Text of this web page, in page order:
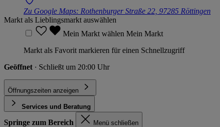
Zu Google Maps: Rothenburger Straße 22, 97285 Röttingen
Markt als Lieblingsmarkt auswählen
Mein Markt wählen Mein Markt
Markt als Favorit markieren für einen Schnellzugriff
Geöffnet · Schließt um 20:00 Uhr
Öffnungszeiten anzeigen
Services und Beratung
Springe zum Bereich Menü schließen